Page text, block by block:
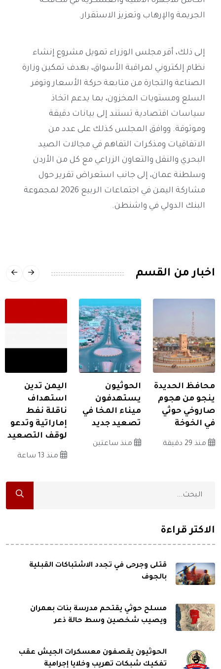
الجريمة والإرهاب وتعزيز الاستقرار.
إلى ذلك، أقر مجلس الوزراء تمويل مشروع إنشاء
نظام إلكتروني لمراقبة الأسواق، بهدف تمكين وزارة
الصناعة والتجارة من متابعة حركة الأسعار وتوفر
السلع ومستويات المخزون، بما يدعم اتخاذ
سياسات اقتصادية تستند إلى بيانات دقيقة
وموثوقة. ووافق المجلس كذلك على عدد من
الاتفاقيات ومذكرات التفاهم في مجالات الصيد
البحري والنقل والتعاون الزراعي مع كل من الأردن
وسلطنة عمان، إلى جانب استعراض تقرير حول
مشاركة اليمن في اجتماعات الربيع 2026 لمجموعة
البنك الدولي في واشنطن.
اخبار من القسم
محافظ الحديدة
ينجو من هجوم
صاروخي حوثي
في الخوخة
منذ 29 دقيقة
الحوثيون
يستهدفون
ميناء المخا في
تصعيد جديد
منذ ساعتين
اليمن تدين
استهداف
ناقلة نفط
إماراتية وتدعو
لوقف التصعيد
منذ 13 ساعة
الاكثر قراءة
قتلى وجرحى في تجدد الاشتباكات القبلية
بالجوف
مسلح حوثي يقتحم مدرسة بنات بعمران
ويصيب شخصين وسط حالة ذعر
الحوثيون يقصفون معسكرات الجيش عقب
تفكيك شبكات تهريب وخلايا إجرامية